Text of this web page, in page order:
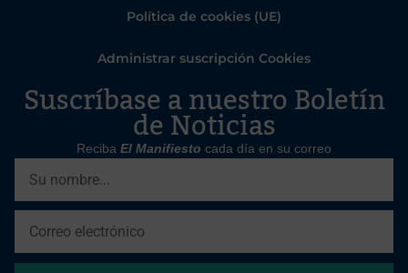
Política de cookies (UE)
Administrar suscripción Cookies
Suscríbase a nuestro Boletín
de Noticias
Reciba El Manifiesto cada día en su correo